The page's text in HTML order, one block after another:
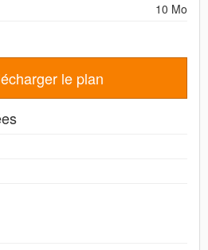
10 Mo
le plan